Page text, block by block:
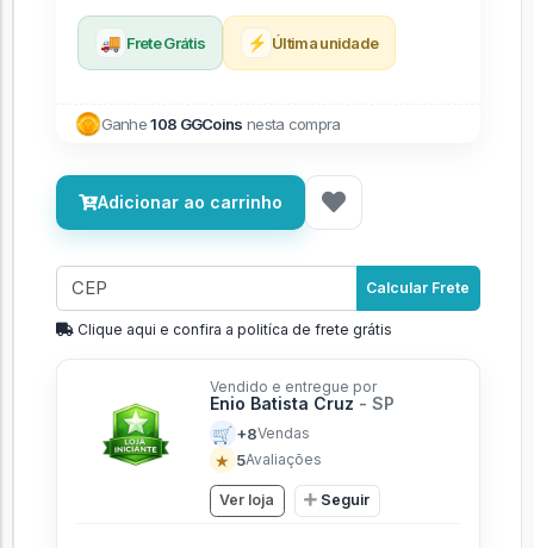
🚚 Frete Grátis ⚡ Última unidade
Ganhe108 GGCoins nesta compra
Adicionar ao carrinho
Calcular Frete
Clique aqui e confira a politíca de frete grátis
Vendido e entregue por
Enio Batista Cruz - SP
🛒 +8Vendas
★ 5Avaliações
Ver loja Seguir